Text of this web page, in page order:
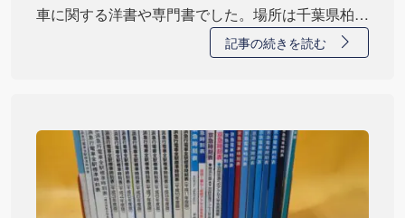
車に関する洋書や専門書でした。場所は千葉県柏市
記事の続きを読む